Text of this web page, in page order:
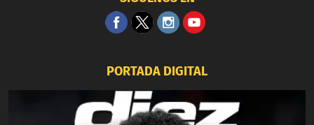
PORTADA DIGITAL